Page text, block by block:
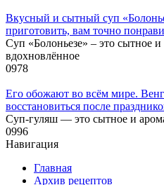
Вкусный и сытный cуп
приготовить, вам точно
Суп «Болоньезе» – это сытное
вдохновлённое
0978
Его обожают во всём мире.
восстановиться после
Суп-гуляш — это сытное и
0996
Навигация
Главная
Архив рецептов